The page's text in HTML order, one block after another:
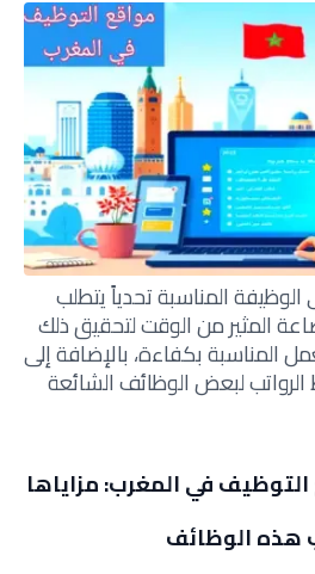
المناسبة تحدياً يتطلب
المثير من الوقت لتحقيق ذلك
المناسبة بكفاءة، بالإضافة إلى
لبعض الوظائف الشائعة
في المغرب: مزاياها
هذه الوظائف